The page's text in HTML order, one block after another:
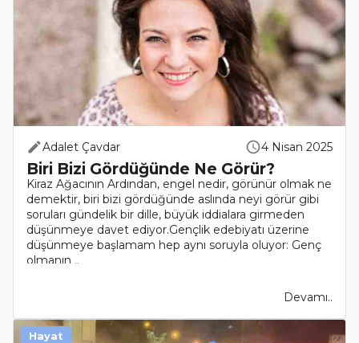
Adalet Çavdar 4 Nisan 2025
Biri Bizi Gördüğünde Ne Görür?
Kiraz Ağacının Ardından, engel nedir, görünür olmak ne
demektir, biri bizi gördüğünde aslında neyi görür gibi
soruları gündelik bir dille, büyük iddialara girmeden
düşünmeye davet ediyor.Gençlik edebiyatı üzerine
düşünmeye başlamam hep aynı soruyla oluyor: Genç
olmanın ..
Devamı..
Hayat